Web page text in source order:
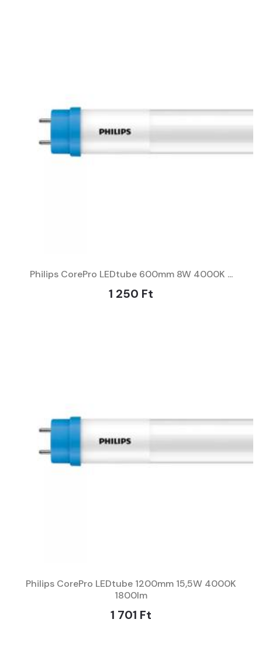
Philips CorePro LEDtube 600mm 8W 4000K ...
1 250 Ft
Philips CorePro LEDtube 1200mm 15,5W 4000K
1800lm
1 701 Ft